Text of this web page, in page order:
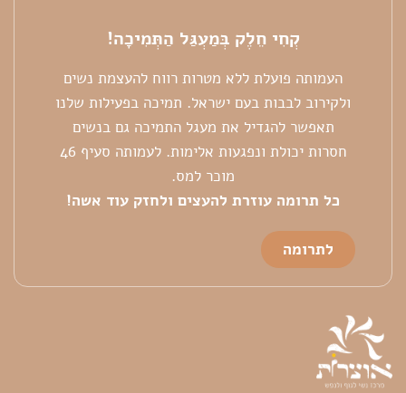
קְחִי חֵלֶק בְּמַעְגַּל הַתְּמִיכָה!
העמותה פועלת ללא מטרות רווח להעצמת נשים
ולקירוב לבבות בעם ישראל. תמיכה בפעילות שלנו
תאפשר להגדיל את מעגל התמיכה גם בנשים
חסרות יכולת ונפגעות אלימות. לעמותה סעיף 46
מוכר למס.
כל תרומה עוזרת להעצים ולחזק עוד אשה!
לתרומה